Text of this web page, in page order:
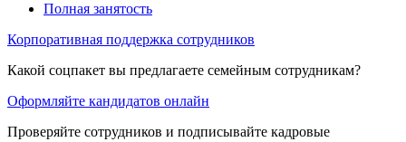
Полная занятость
Корпоративная поддержка сотрудников
Какой соцпакет вы предлагаете семейным сотрудникам?
Оформляйте кандидатов онлайн
Проверяйте сотрудников и подписывайте кадровые